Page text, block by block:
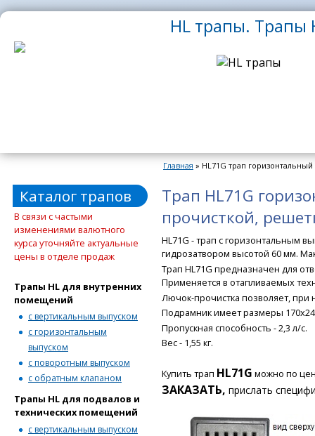
Перейти к основному содержаниюHL трапы. Трапы
Главная » HL71G трап
Трап HL71G
прочисткой,
HL71G - трап с горизонтальным
гидрозатвором высотой 60 мм.
Трап HL71G предназначен для
Применяется в отапливаемых
Лючок-прочистка позволяет,
Подрамник имеет размеры
Пропускная способность - 2,3 л/с.
Вес - 1,55 кг.
Купить трап HL71G можно по
ЗАКАЗАТЬ, прислать
Каталог трапов
В связи с частыми
изменениями валютного
курса уточняйте актуальные
цены в отделе продаж
Трапы HL для внутренних
помещений
с вертикальным выпуском
с горизонтальным
выпуском
с поворотным выпуском
с обратным клапаном
Трапы HL для подвалов и
технических помещений
с вертикальным выпуском